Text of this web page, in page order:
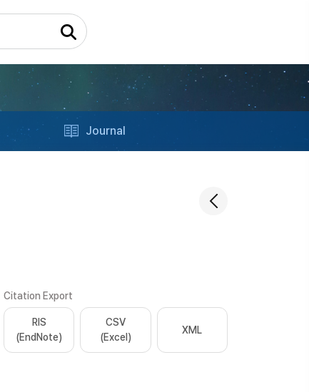
Journal
Citation Export
RIS
(EndNote)
CSV
(Excel)
XML